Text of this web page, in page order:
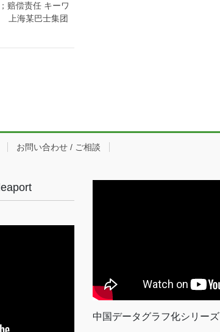
赔偿责任 キーワ
上海某巴士集团
お問い合わせ / ご相談
中国データグラフ化シリーズ